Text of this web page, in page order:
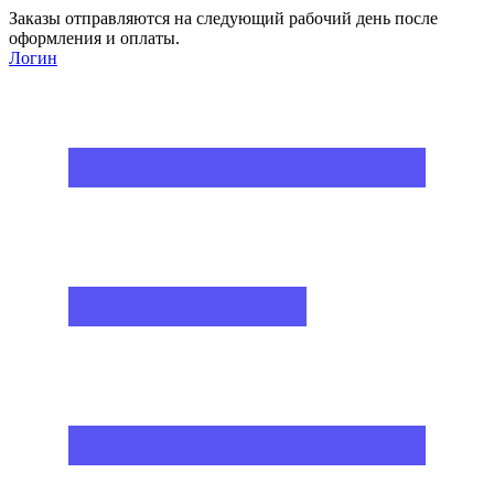
Заказы отправляются на следующий рабочий день после
оформления и оплаты.
Логин